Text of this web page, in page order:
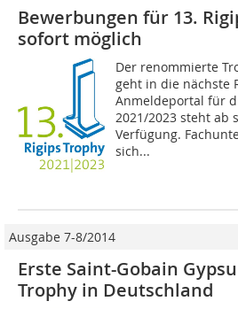
Bewerbungen für 13.
sofort möglich
Der renommierte
geht in die nächste
Anmeldeportal für
2021/2023 steht ab
Verfügung.
sich...
Ausgabe 7-8/2014
Erste Saint-Gobain
Trophy in Deutschland